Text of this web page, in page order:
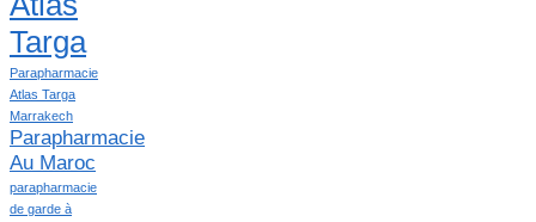
Targa
Parapharmacie
Atlas Targa
Marrakech
Parapharmacie
Au Maroc
parapharmacie
de garde à